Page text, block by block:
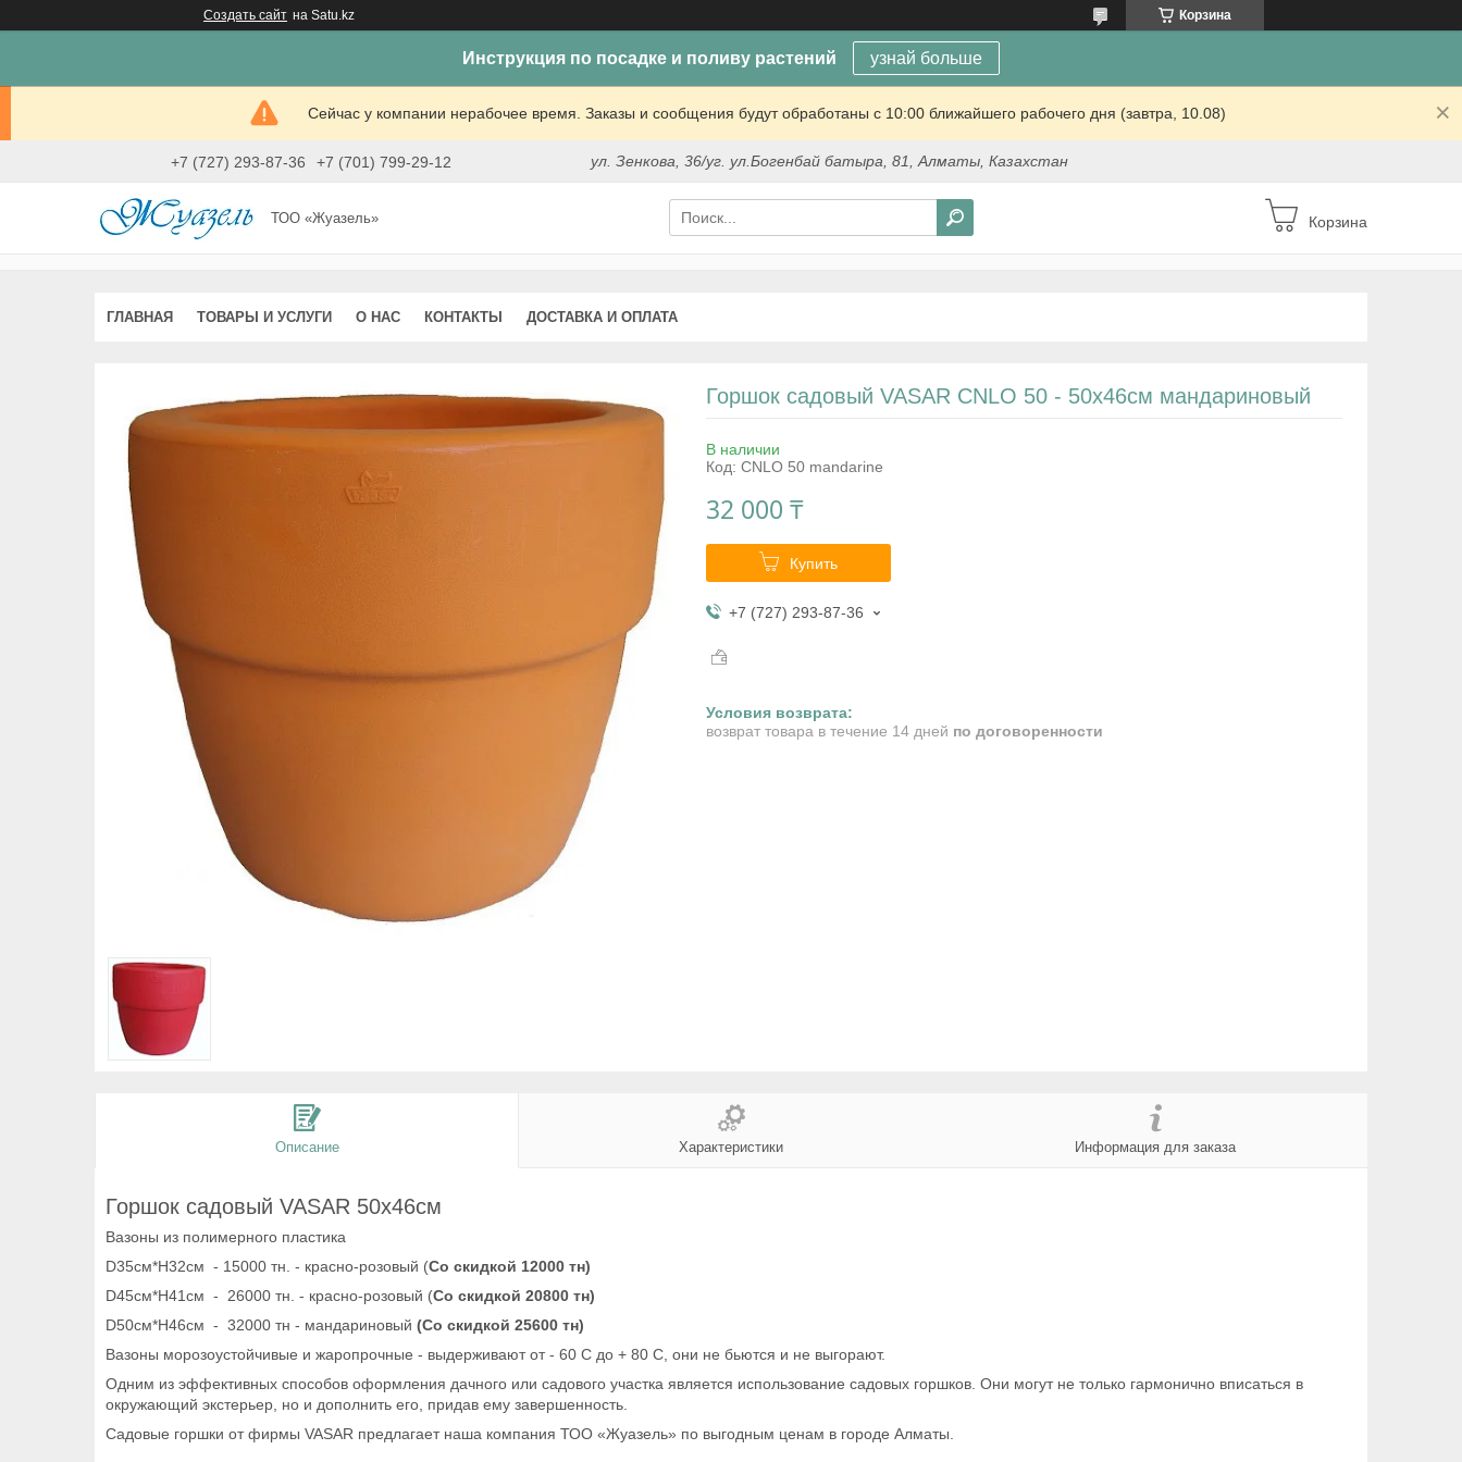
Создать сайт на Satu.kz Корзина
Инструкция по посадке и поливу растений узнай больше
Сейчас у компании нерабочее время. Заказы и сообщения будут обработаны с 10:00 ближайшего рабочего дня (завтра, 10.08)
+7 (727) 293-87-36 +7 (701) 799-29-12 ул. Зенкова, 36/уг. ул.Богенбай батыра, 81, Алматы, Казахстан
ТОО «Жуазель» Корзина
ГЛАВНАЯ ТОВАРЫ И УСЛУГИ О НАС КОНТАКТЫ ДОСТАВКА И ОПЛАТА
Горшок садовый VASAR CNLO 50 - 50x46см мандариновый
В наличии
Код: CNLO 50 mandarine
32 000 ₸
Купить
+7 (727) 293-87-36
возврат товара в течение 14 дней по договоренности
Описание Характеристики Информация для заказа
Горшок садовый VASAR 50x46см
Вазоны из полимерного пластика
D35см*H32см - 15000 тн. - красно-розовый (Со скидкой 12000 тн)
D45см*H41см - 26000 тн. - красно-розовый (Со скидкой 20800 тн)
D50см*H46см - 32000 тн - мандариновый (Со скидкой 25600 тн)
Вазоны морозоустойчивые и жаропрочные - выдерживают от - 60 С до + 80 С, они не бьются и не выгорают.
Одним из эффективных способов оформления дачного или садового участка является использование садовых горшков. Они могут не только гармонично вписаться в
окружающий экстерьер, но и дополнить его, придав ему завершенность.
Садовые горшки от фирмы VASAR предлагает наша компания ТОО «Жуазель» по выгодным ценам в городе Алматы.